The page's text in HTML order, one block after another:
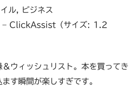
ル, ビジネス
ClickAssist（サイズ: 1.2
ウィッシュリスト。本を買ってき
す瞬間が楽しすぎです。